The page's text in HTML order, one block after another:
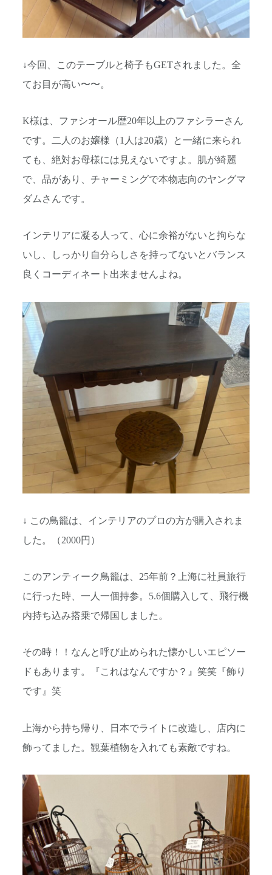
↓今回、このテーブルと椅子もGETされました。全
てお目が高い〜〜。
K様は、ファシオール歴20年以上のファシラーさん
です。二人のお嬢様（1人は20歳）と一緒に来られ
ても、絶対お母様には見えないですよ。肌が綺麗
で、品があり、チャーミングで本物志向のヤングマ
ダムさんです。
インテリアに凝る人って、心に余裕がないと拘らな
いし、しっかり自分らしさを持ってないとバランス
良くコーディネート出来ませんよね。
↓ この鳥籠は、インテリアのプロの方が購入されま
した。（2000円）
このアンティーク鳥籠は、25年前？上海に社員旅行
に行った時、一人一個持参。5.6個購入して、飛行機
内持ち込み搭乗で帰国しました。
その時！！なんと呼び止められた懐かしいエピソー
ドもあります。『これはなんですか？』笑笑『飾り
です』笑
上海から持ち帰り、日本でライトに改造し、店内に
飾ってました。観葉植物を入れても素敵ですね。